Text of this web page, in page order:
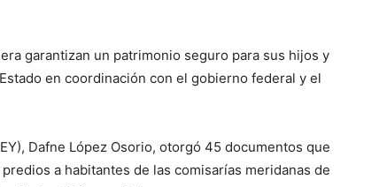
garantizan un patrimonio seguro para sus hijos y
en coordinación con el gobierno federal y el
Dafne López Osorio, otorgó 45 documentos que
a habitantes de las comisarías meridanas de